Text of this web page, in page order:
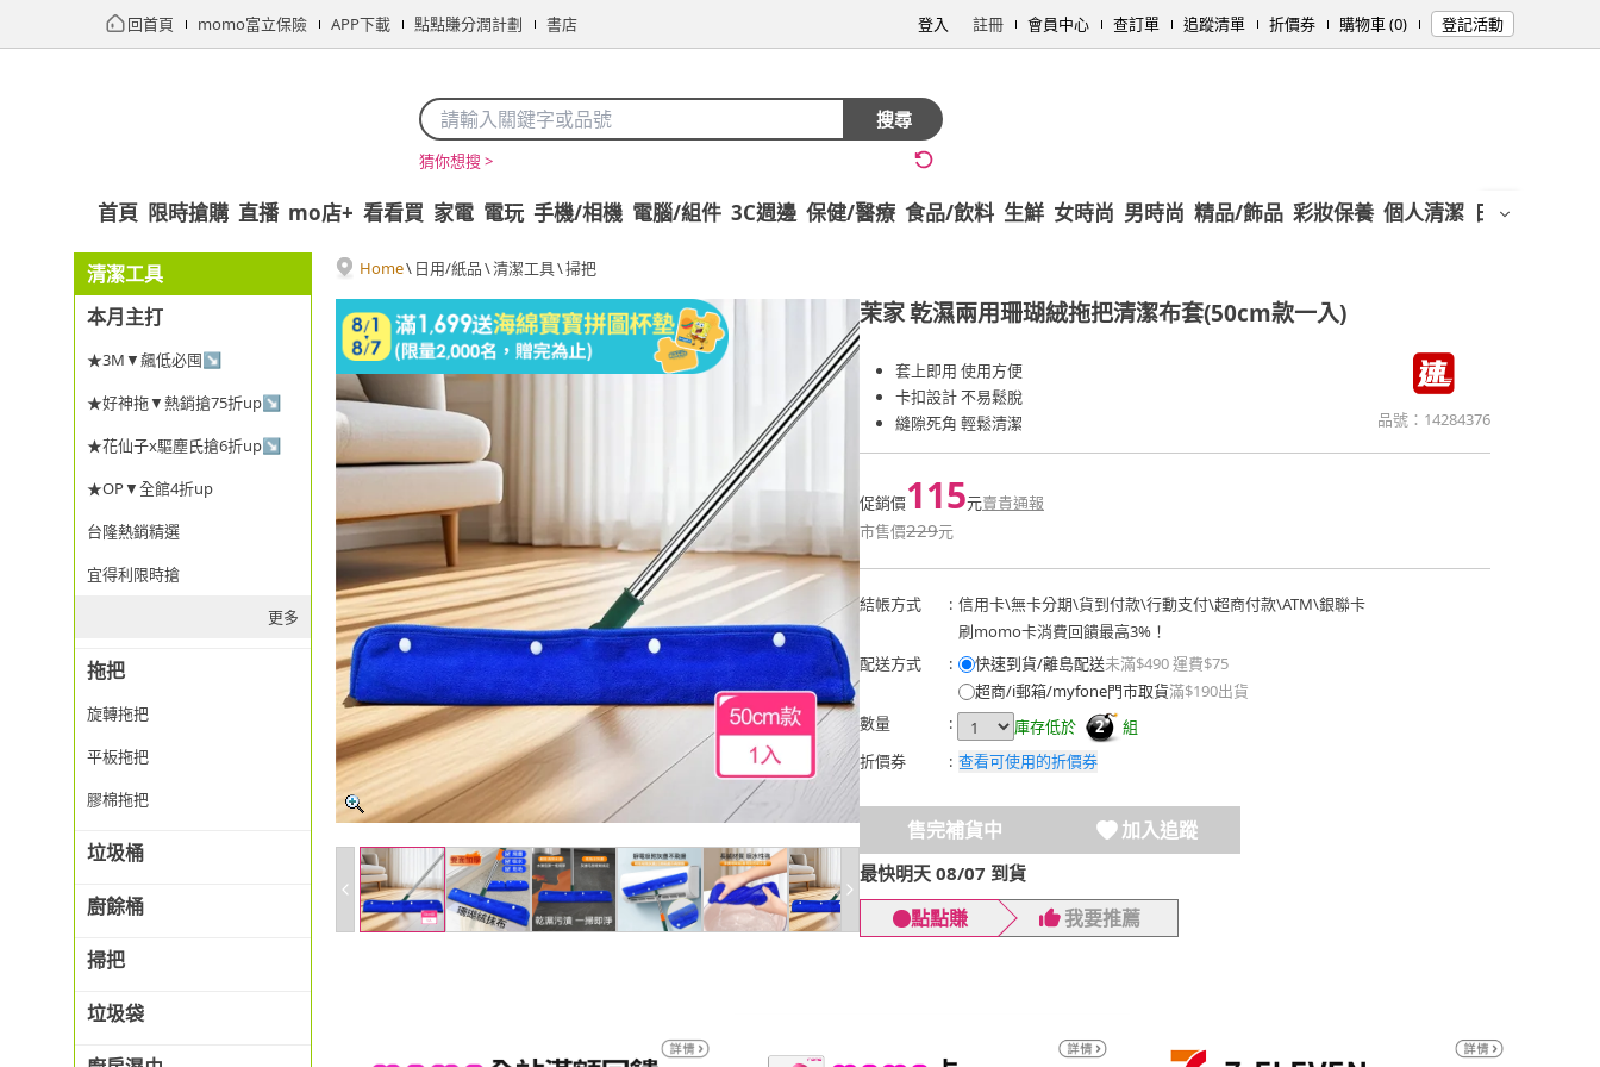
回首頁 momo富立保險 APP下載 點點賺分潤計劃 書店 登入 註冊 會員中心 查訂單 追蹤清單 折價券 購物車 (0) 登記活動
搜尋
猜你想搜 >
首頁 限時搶購 直播 mo店+ 看看買 家電 電玩 手機/相機 電腦/組件 3C週邊 保健/醫療 食品/飲料 生鮮 女時尚 男時尚 精品/飾品 彩妝保養 個人清潔 日用/紙品
清潔工具
本月主打
★3M▼飆低必囤↘
★好神拖▼熱銷搶75折up↘
★花仙子x驅塵氏搶6折up↘
★OP▼全館4折up
台隆熱銷精選
宜得利限時搶
更多
拖把
旋轉拖把
平板拖把
膠棉拖把
垃圾桶
廚餘桶
掃把
垃圾袋
Home\ 日用/紙品\清潔工具\掃把
茉家乾濕兩用珊瑚絨拖把清潔布套(50cm款一入)
套上即用 使用方便
卡扣設計 不易鬆脫
縫隙死角 輕鬆清潔
品號： 14284376
促銷價115元賣貴通報
市售價229元
結帳方式 : 信用卡\無卡分期\貨到付款\行動支付\超商付款\ATM\銀聯卡
刷momo卡消費回饋最高3%！
配送方式
: 快速到貨/離島配送未滿$490 運費$75
超商/i郵箱/myfone門市取貨滿$190出貨
數量
: 庫存低於 2
組
折價券
: 查看可使用的折價券
售完補貨中 加入追蹤
最快明天 08/07 到貨
點點賺 我要推薦